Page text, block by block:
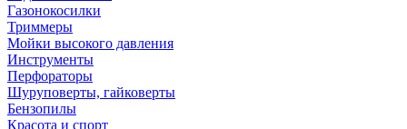
Газонокосилки
Триммеры
Мойки высокого давления
Инструменты
Перфораторы
Шуруповерты, гайковерты
Бензопилы
Красота и спорт